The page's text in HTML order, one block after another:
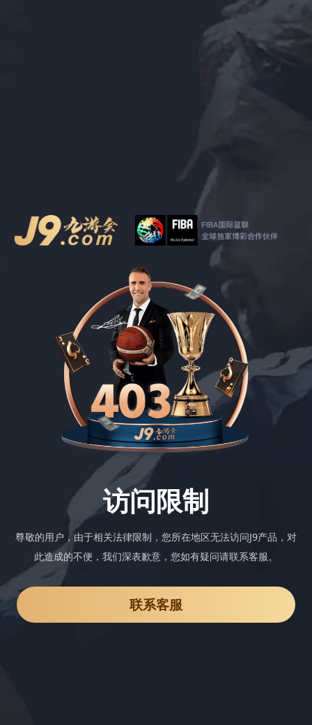
访问限制
尊敬的用户，由于相关法律限制，您所在地区无法访问J9产品，对
此造成的不便，我们深表歉意，您如有疑问请联系客服。
联系客服